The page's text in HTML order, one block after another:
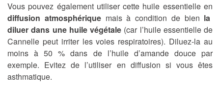
Vous pouvez également utiliser cette huile essentielle en
diffusion atmosphériquemais à condition de bien la
diluer dans une huile végétale (car l’huile essentielle de
Cannelle peut irriter les voies respiratoires). Diluez-la au
moins à 50 % dans de l’huile d’amande douce par
exemple. Evitez de l’utiliser en diffusion si vous êtes
asthmatique.